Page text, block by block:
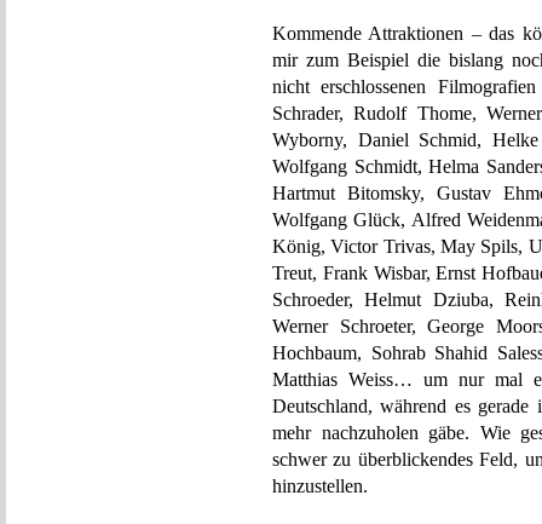
Kommende Attraktionen – das
mir zum Beispiel die bislang
nicht erschlossenen
Schrader, Rudolf Thome,
Wyborny, Daniel Schmid,
Wolfgang Schmidt, Helma
Hartmut Bitomsky, Gustav
Wolfgang Glück, Alfred
König, Victor Trivas, May Spils,
Treut, Frank Wisbar, Ernst
Schroeder, Helmut Dziuba,
Werner Schroeter, George
Hochbaum, Sohrab Shahid
Matthias Weiss… um nur mal
Deutschland, während es
mehr nachzuholen gäbe. Wie
schwer zu überblickendes Feld,
hinzustellen.